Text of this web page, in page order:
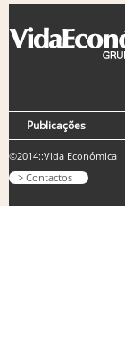
Publicações
©2014::Vida Económica
> Contactos